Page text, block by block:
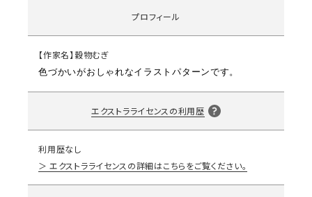
プロフィール
【作家名】穀物むぎ
色づかいがおしゃれなイラストパターンです。
エクストラライセンスの利用歴
利用歴なし
エクストラライセンスの詳細はこちらをご覧ください。